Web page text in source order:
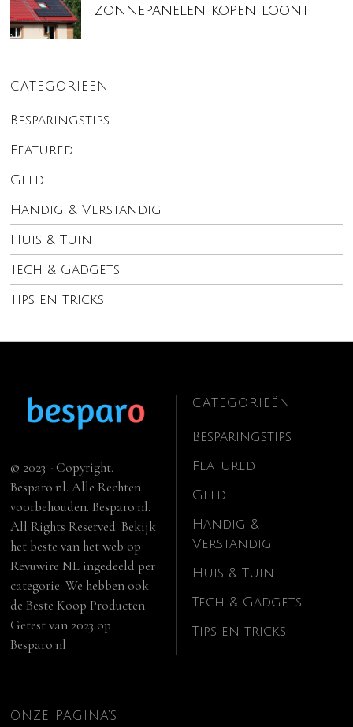
zonnepanelen kopen loont
CATEGORIEËN
Besparingstips
Featured
Geld
Handig & Verstandig
Huis & Tuin
Tech & Gadgets
Tips en tricks
© 2023 - Copyright.
Besparo.nl. Alle Rechten
voorbehouden. Besparo.nl.
All Rights Reserved. Bekijk
het beste van het web op
Revuwire NL ingedeeld per
categorie. We hebben ook
deBeste Koop Producten
Getest van 2023 op
Besparo.nl
CATEGORIEËN
Besparingstips
Featured
Geld
Handig &
Verstandig
Huis & Tuin
Tech & Gadgets
Tips en tricks
ONZE PAGINA’S